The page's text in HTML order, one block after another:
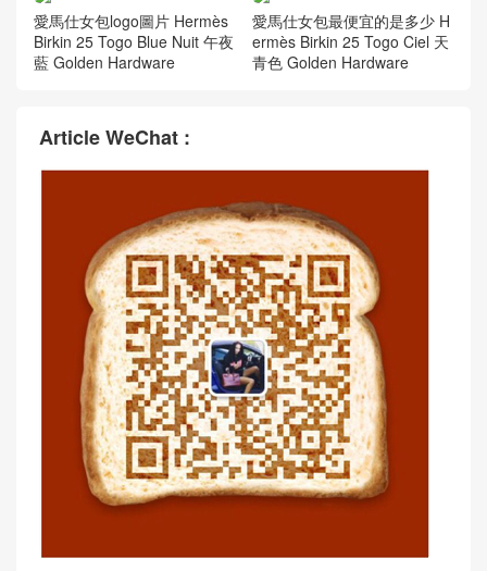
愛馬仕女包logo圖片 Hermès
Birkin 25 Togo Blue Nuit 午夜
藍 Golden Hardware
愛馬仕女包最便宜的是多少 H
ermès Birkin 25 Togo Ciel 天
青色 Golden Hardware
Article WeChat :